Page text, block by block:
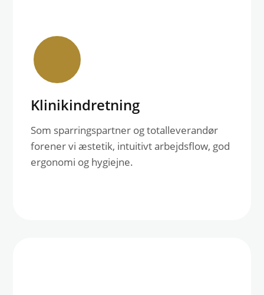
Klinikindretning
Som sparringspartner og totalleverandør
forener vi æstetik, intuitivt arbejdsflow, god
ergonomi og hygiejne.